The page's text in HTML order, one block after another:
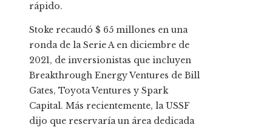
rápido.
Stoke recaudó $ 65 millones en una
ronda de la Serie A en diciembre de
2021, de inversionistas que incluyen
Breakthrough Energy Ventures de Bill
Gates, Toyota Ventures y Spark
Capital. Más recientemente, la USSF
dijo que reservaría un área dedicada